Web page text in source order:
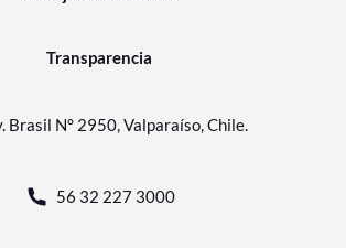
Transparencia
Brasil N° 2950, Valparaíso, Chile.
56 32 227 3000